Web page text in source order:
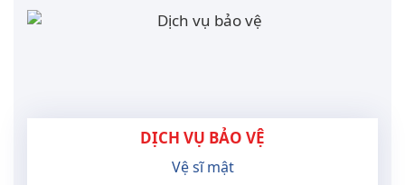
DỊCH VỤ BẢO VỆ
Vệ sĩ mật